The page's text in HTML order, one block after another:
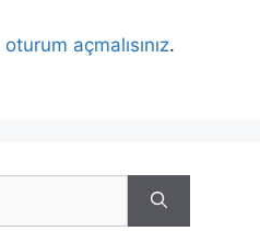
oturum açmalısınız.